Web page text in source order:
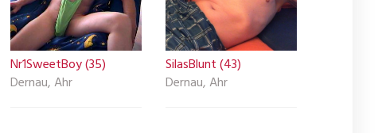
Nr1SweetBoy (35)
Dernau, Ahr
SilasBlunt (43)
Dernau, Ahr